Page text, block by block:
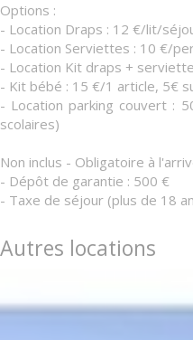
Options :
- Location Draps : 12 €/lit/
- Location Serviettes : 10 €/
- Location Kit draps +
- Kit bébé : 15 €/1 article, 5€
- Location parking couvert :
scolaires)
Non inclus - Obligatoire à
- Dépôt de garantie : 500 €
- Taxe de séjour (plus de 18
Autres locations